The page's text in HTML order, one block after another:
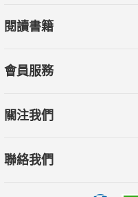
閱讀書籍
會員服務
關注我們
聯絡我們